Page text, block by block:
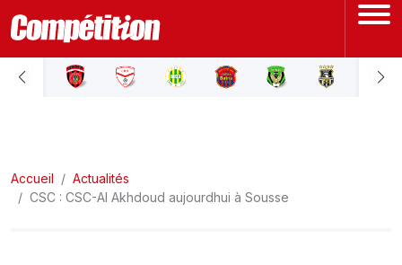
ACCUEIL
LIGUE 2
Accueil
Actualités
CSC : CSC-Al Akhdoud aujourdhui à Sousse